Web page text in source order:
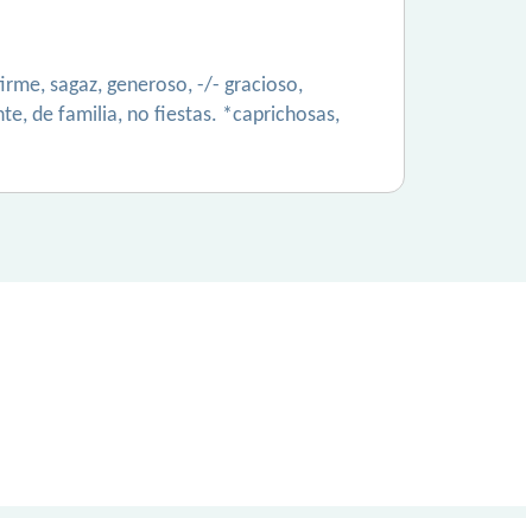
sagaz, generoso, -/- gracioso,
de familia, no fiestas. *caprichosas,